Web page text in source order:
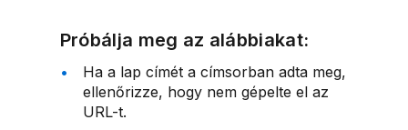
Próbálja meg az alábbiakat:
Ha a lap címét a címsorban adta meg,
ellenőrizze, hogy nem gépelte el az
URL-t.